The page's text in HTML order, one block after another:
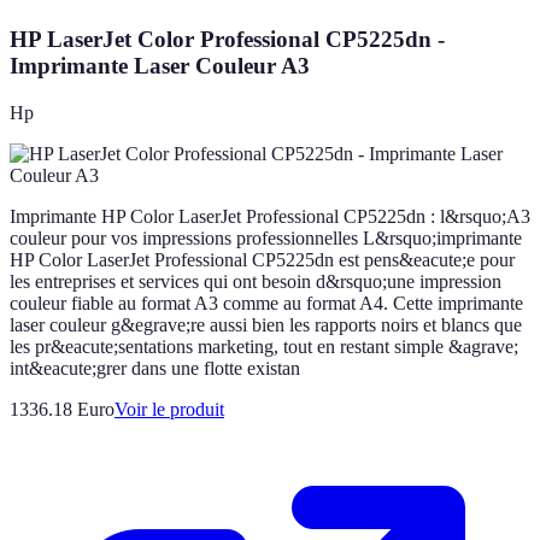
HP LaserJet Color Professional CP5225dn -
Imprimante Laser Couleur A3
Hp
Imprimante HP Color LaserJet Professional CP5225dn : l&rsquo;A3
couleur pour vos impressions professionnelles L&rsquo;imprimante
HP Color LaserJet Professional CP5225dn est pens&eacute;e pour
les entreprises et services qui ont besoin d&rsquo;une impression
couleur fiable au format A3 comme au format A4. Cette imprimante
laser couleur g&egrave;re aussi bien les rapports noirs et blancs que
les pr&eacute;sentations marketing, tout en restant simple &agrave;
int&eacute;grer dans une flotte existan
1336.18 EuroVoir le produit